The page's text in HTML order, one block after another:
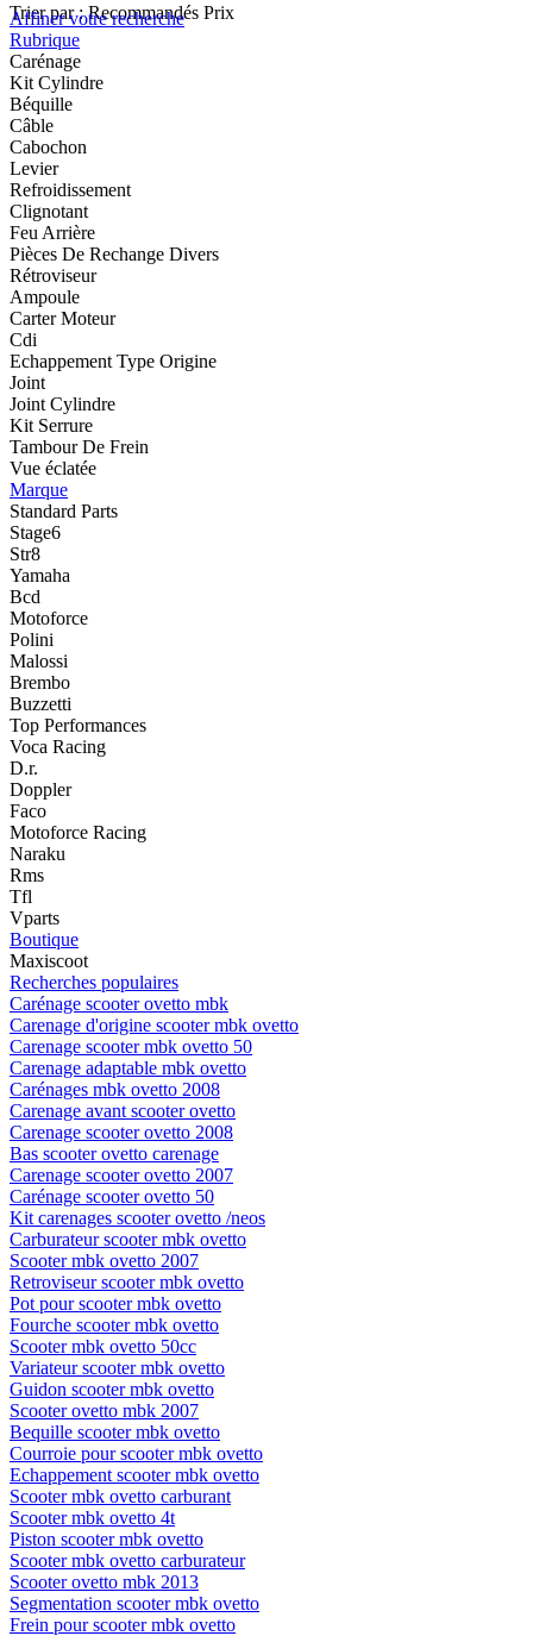
Trier par : Recommandés Prix
Affiner votre recherche
Rubrique
Carénage
Kit Cylindre
Béquille
Câble
Cabochon
Levier
Refroidissement
Clignotant
Feu Arrière
Pièces De Rechange Divers
Rétroviseur
Ampoule
Carter Moteur
Cdi
Echappement Type Origine
Joint
Joint Cylindre
Kit Serrure
Tambour De Frein
Vue éclatée
Marque
Standard Parts
Stage6
Str8
Yamaha
Bcd
Motoforce
Polini
Malossi
Brembo
Buzzetti
Top Performances
Voca Racing
D.r.
Doppler
Faco
Motoforce Racing
Naraku
Rms
Tfl
Vparts
Boutique
Maxiscoot
Recherches populaires
Carénage scooter ovetto mbk
Carenage d'origine scooter mbk ovetto
Carenage scooter mbk ovetto 50
Carenage adaptable mbk ovetto
Carénages mbk ovetto 2008
Carenage avant scooter ovetto
Carenage scooter ovetto 2008
Bas scooter ovetto carenage
Carenage scooter ovetto 2007
Carénage scooter ovetto 50
Kit carenages scooter ovetto /neos
Carburateur scooter mbk ovetto
Scooter mbk ovetto 2007
Retroviseur scooter mbk ovetto
Pot pour scooter mbk ovetto
Fourche scooter mbk ovetto
Scooter mbk ovetto 50cc
Variateur scooter mbk ovetto
Guidon scooter mbk ovetto
Scooter ovetto mbk 2007
Bequille scooter mbk ovetto
Courroie pour scooter mbk ovetto
Echappement scooter mbk ovetto
Scooter mbk ovetto carburant
Scooter mbk ovetto 4t
Piston scooter mbk ovetto
Scooter mbk ovetto carburateur
Scooter ovetto mbk 2013
Segmentation scooter mbk ovetto
Frein pour scooter mbk ovetto